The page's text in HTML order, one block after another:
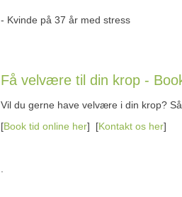
- Kvinde på 37 år med stress
Få velvære til din krop -
Vil du gerne have velvære i din krop?
[Book tid online her] [Kontakt os her]